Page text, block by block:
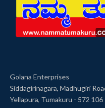
Golana Enterprises
Siddagirinagara, Madhugiri
Yellapura, Tumakuru - 572 106